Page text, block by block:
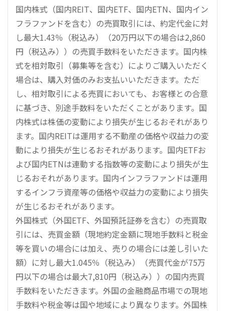
国内株式（国内REIT、国内ETF、国内ETN、国内イン
フラファンドを含む）の売買取引には、約定代金に対
し最大1.43％（税込み）（20万円以下の場合は2,860
円（税込み））の売買手数料をいただきます。国内株
式を相対取引（募集等を含む）によりご購入いただく
場合は、購入対価のみお支払いいただきます。ただ
し、相対取引による売買においても、お客様との合意
に基づき、別途手数料をいただくことがあります。国
内株式は株価の変動により損失が生じるおそれがあり
ます。国内REITは運用する不動産の価格や収益力の変
動により損失が生じるおそれがあります。国内ETFお
よび国内ETNは連動する指数等の変動により損失が生
じるおそれがあります。国内インフラファンドは運用
するインフラ資産等の価格や収益力の変動により損失
が生じるおそれがあります。
外国株式（外国ETF、外国預託証券を含む）の売買取
引には、売買金額（現地約定金額に現地手数料と税金
等を買いの場合には加え、売りの場合には差し引いた
額）に対し最大1.045％（税込み）（売買代金が75万
円以下の場合は最大7,810円（税込み））の国内売買
手数料をいただきます。外国の金融商品市場での現地
手数料や税金等は国や地域により異なります。外国株